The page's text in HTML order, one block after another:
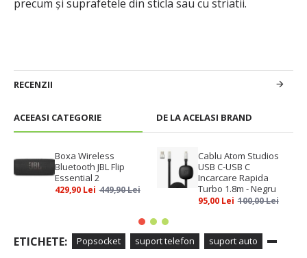
ACEEASI CATEGORIE DE LA ACELASI BRAND
Boxa Wireless
Bluetooth JBL Flip
Essential 2
429,90 Lei 449,90 Lei
Cablu Atom Studios
USB C-USB C
Incarcare Rapida
Turbo 1.8m - Negru
95,00 Lei 100,00 Lei
precum și suprafetele din sticla sau cu striatii.
RECENZII
ETICHETE: Popsocket suport telefon suport auto